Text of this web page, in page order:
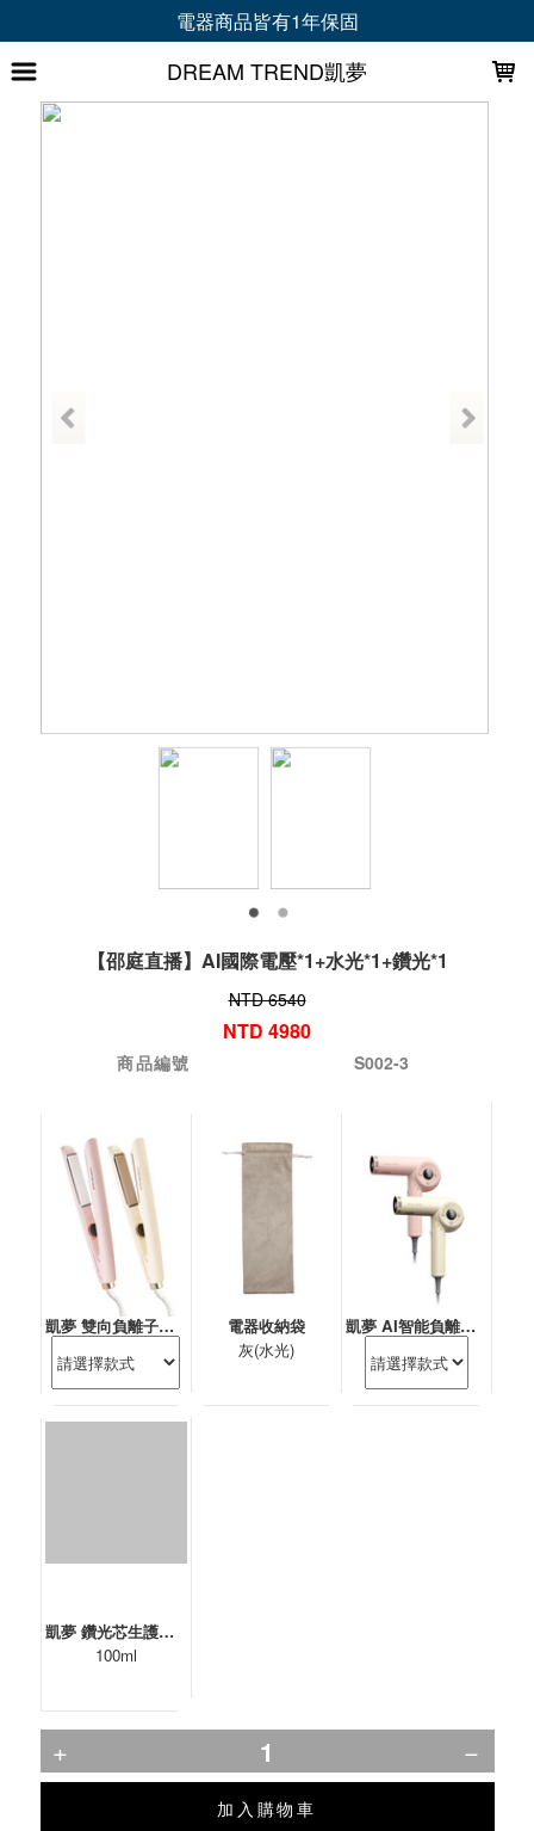
DREAM TREND凱夢
電器商品皆有1年保固
【邵庭直播】AI國際電壓*1+水光*1+鑽光*1
NTD 6540
NTD 4980
商品編號 S002-3
凱夢 雙向負離子水光離子夾
電器收納袋
灰(水光)
凱夢 AI智能負離子吹風機(國際電壓)
凱夢 鑽光芯生護髮油(保濕)
100ml
加入購物車